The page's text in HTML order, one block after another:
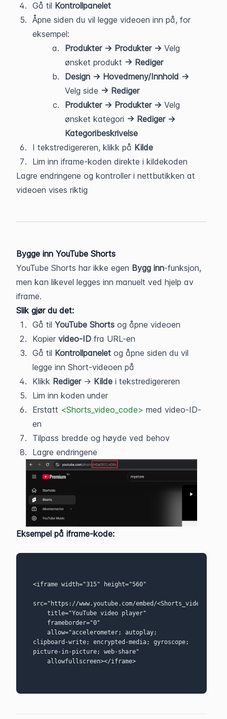
Gå til Kontrollpanelet
Åpne siden du vil legge videoen inn på, for
eksempel:
Produkter → Produkter → Velg
ønsket produkt → Rediger
Velg side → Rediger
Produkter → Produkter → Velg
ønsket kategori → Rediger →
Kategoribeskrivelse
I tekstredigereren, klikk på Kilde
Lim inn iframe-koden direkte i kildekoden
Lagre endringene og kontroller i nettbutikken at
videoen vises riktig
Bygge inn YouTube Shorts
YouTube Shorts har ikke egen Bygg inn-funksjon,
men kan likevel legges inn manuelt ved hjelp av
iframe.
Slik gjør du det:
Gå til YouTube Shorts og åpne videoen
Kopier video-ID fra URL-en
Gå til Kontrollpanelet og åpne siden du vil
legge inn Short-videoen på
Klikk Rediger → Kilde i tekstredigereren
Lim inn koden under
Erstatt <Shorts_video_code> med video-ID-
en
Tilpass bredde og høyde ved behov
Lagre endringene
Eksempel på iframe-kode:
<iframe width="315" height="560"
src="https://www.youtube.com/embed/
    title="YouTube video player"
    frameborder="0"
clipboard-write; encrypted-media; gyroscope;
picture-in-picture; web-share"
    allowfullscreen></iframe>